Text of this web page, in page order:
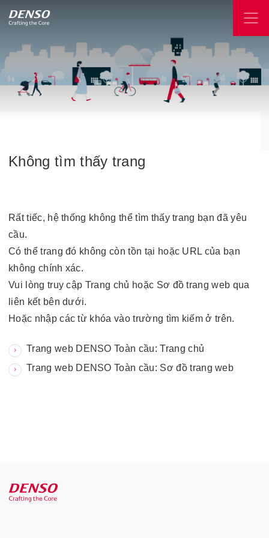
Không tìm thấy trang
Rất tiếc, hệ thống không thể tìm thấy trang bạn đã yêu
cầu.
Có thể trang đó không còn tồn tại hoặc URL của bạn
không chính xác.
Vui lòng truy cập Trang chủ hoặc Sơ đồ trang web qua
liên kết bên dưới.
Hoặc nhập các từ khóa vào trường tìm kiếm ở trên.
Trang web DENSO Toàn cầu: Trang chủ
Trang web DENSO Toàn cầu: Sơ đồ trang web